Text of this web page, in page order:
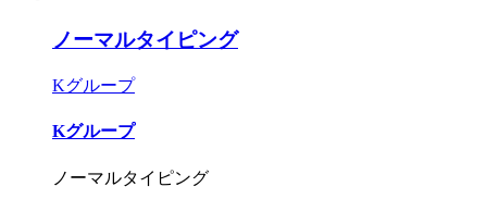
ノーマルタイピング
Kグループ
Kグループ
ノーマルタイピング